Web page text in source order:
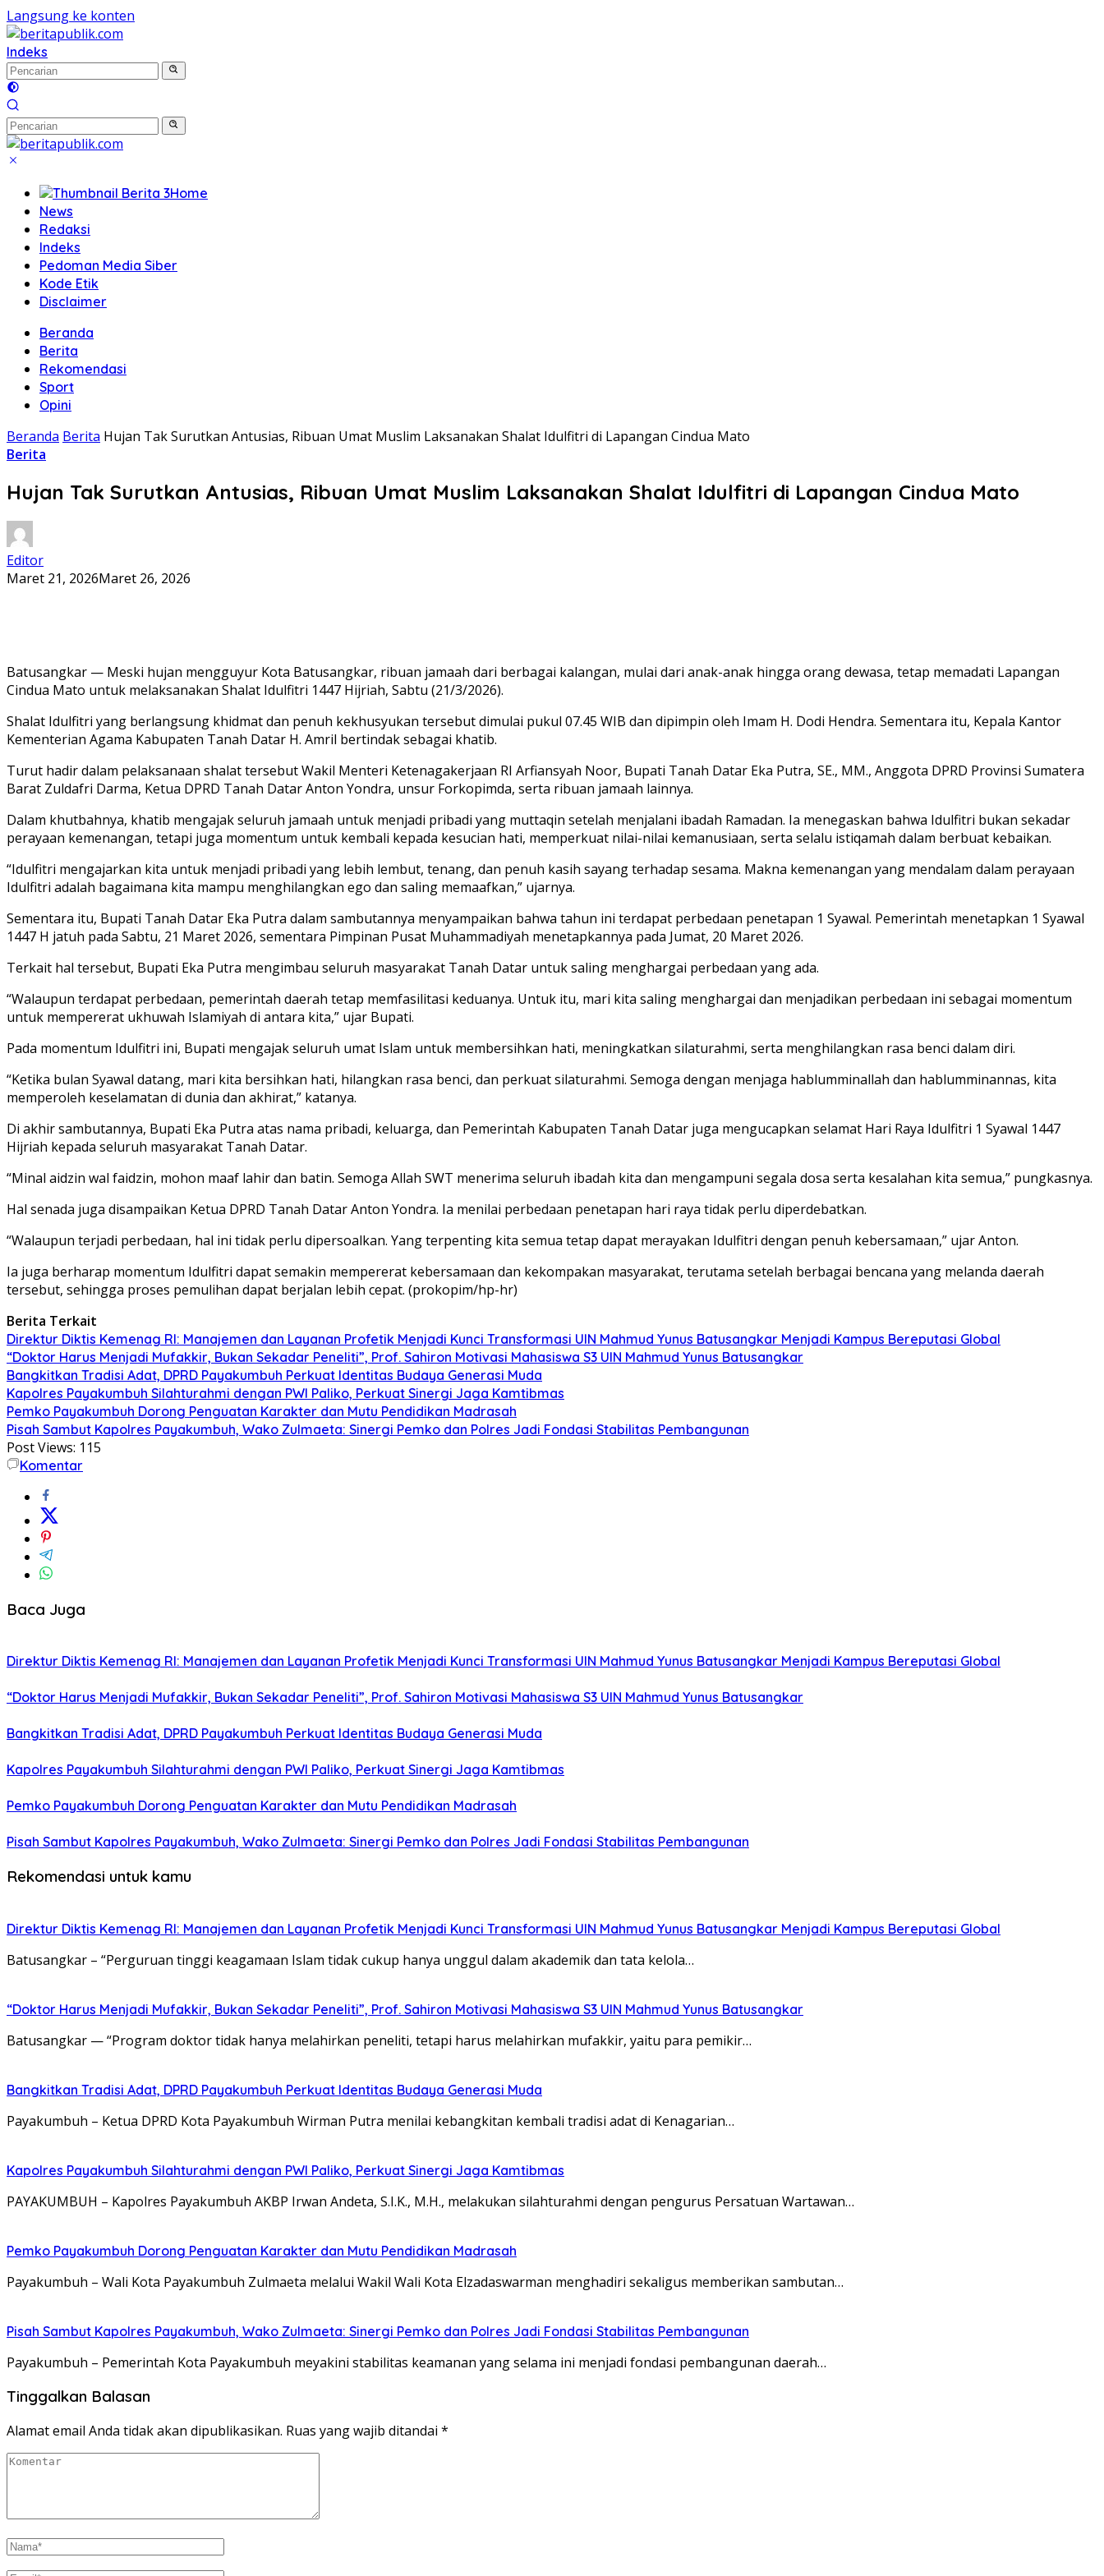
Langsung ke konten
Indeks
Home
News
Redaksi
Indeks
Pedoman Media Siber
Kode Etik
Disclaimer
Beranda
Berita
Rekomendasi
Sport
Opini
Beranda Berita Hujan Tak Surutkan Antusias, Ribuan Umat Muslim Laksanakan Shalat Idulfitri di Lapangan Cindua Mato
Berita
Hujan Tak Surutkan Antusias, Ribuan Umat Muslim Laksanakan Shalat Idulfitri di Lapangan Cindua Mato
Editor
Maret 21, 2026Maret 26, 2026
Batusangkar — Meski hujan mengguyur Kota Batusangkar, ribuan jamaah dari berbagai kalangan, mulai dari anak-anak hingga orang dewasa, tetap memadati Lapangan
Cindua Mato untuk melaksanakan Shalat Idulfitri 1447 Hijriah, Sabtu (21/3/2026).
Shalat Idulfitri yang berlangsung khidmat dan penuh kekhusyukan tersebut dimulai pukul 07.45 WIB dan dipimpin oleh Imam H. Dodi Hendra. Sementara itu, Kepala Kantor
Kementerian Agama Kabupaten Tanah Datar H. Amril bertindak sebagai khatib.
Turut hadir dalam pelaksanaan shalat tersebut Wakil Menteri Ketenagakerjaan RI Arfiansyah Noor, Bupati Tanah Datar Eka Putra, SE., MM., Anggota DPRD Provinsi Sumatera
Barat Zuldafri Darma, Ketua DPRD Tanah Datar Anton Yondra, unsur Forkopimda, serta ribuan jamaah lainnya.
Dalam khutbahnya, khatib mengajak seluruh jamaah untuk menjadi pribadi yang muttaqin setelah menjalani ibadah Ramadan. Ia menegaskan bahwa Idulfitri bukan sekadar
perayaan kemenangan, tetapi juga momentum untuk kembali kepada kesucian hati, memperkuat nilai-nilai kemanusiaan, serta selalu istiqamah dalam berbuat kebaikan.
“Idulfitri mengajarkan kita untuk menjadi pribadi yang lebih lembut, tenang, dan penuh kasih sayang terhadap sesama. Makna kemenangan yang mendalam dalam perayaan
Idulfitri adalah bagaimana kita mampu menghilangkan ego dan saling memaafkan,” ujarnya.
Sementara itu, Bupati Tanah Datar Eka Putra dalam sambutannya menyampaikan bahwa tahun ini terdapat perbedaan penetapan 1 Syawal. Pemerintah menetapkan 1 Syawal
1447 H jatuh pada Sabtu, 21 Maret 2026, sementara Pimpinan Pusat Muhammadiyah menetapkannya pada Jumat, 20 Maret 2026.
Terkait hal tersebut, Bupati Eka Putra mengimbau seluruh masyarakat Tanah Datar untuk saling menghargai perbedaan yang ada.
“Walaupun terdapat perbedaan, pemerintah daerah tetap memfasilitasi keduanya. Untuk itu, mari kita saling menghargai dan menjadikan perbedaan ini sebagai momentum
untuk mempererat ukhuwah Islamiyah di antara kita,” ujar Bupati.
Pada momentum Idulfitri ini, Bupati mengajak seluruh umat Islam untuk membersihkan hati, meningkatkan silaturahmi, serta menghilangkan rasa benci dalam diri.
“Ketika bulan Syawal datang, mari kita bersihkan hati, hilangkan rasa benci, dan perkuat silaturahmi. Semoga dengan menjaga hablumminallah dan hablumminannas, kita
memperoleh keselamatan di dunia dan akhirat,” katanya.
Di akhir sambutannya, Bupati Eka Putra atas nama pribadi, keluarga, dan Pemerintah Kabupaten Tanah Datar juga mengucapkan selamat Hari Raya Idulfitri 1 Syawal 1447
Hijriah kepada seluruh masyarakat Tanah Datar.
“Minal aidzin wal faidzin, mohon maaf lahir dan batin. Semoga Allah SWT menerima seluruh ibadah kita dan mengampuni segala dosa serta kesalahan kita semua,” pungkasnya.
Hal senada juga disampaikan Ketua DPRD Tanah Datar Anton Yondra. Ia menilai perbedaan penetapan hari raya tidak perlu diperdebatkan.
“Walaupun terjadi perbedaan, hal ini tidak perlu dipersoalkan. Yang terpenting kita semua tetap dapat merayakan Idulfitri dengan penuh kebersamaan,” ujar Anton.
Ia juga berharap momentum Idulfitri dapat semakin mempererat kebersamaan dan kekompakan masyarakat, terutama setelah berbagai bencana yang melanda daerah
tersebut, sehingga proses pemulihan dapat berjalan lebih cepat. (prokopim/hp-hr)
Berita Terkait
Direktur Diktis Kemenag RI: Manajemen dan Layanan Profetik Menjadi Kunci Transformasi UIN Mahmud Yunus Batusangkar Menjadi Kampus Bereputasi Global
“Doktor Harus Menjadi Mufakkir, Bukan Sekadar Peneliti”, Prof. Sahiron Motivasi Mahasiswa S3 UIN Mahmud Yunus Batusangkar
Bangkitkan Tradisi Adat, DPRD Payakumbuh Perkuat Identitas Budaya Generasi Muda
Kapolres Payakumbuh Silahturahmi dengan PWI Paliko, Perkuat Sinergi Jaga Kamtibmas
Pemko Payakumbuh Dorong Penguatan Karakter dan Mutu Pendidikan Madrasah
Pisah Sambut Kapolres Payakumbuh, Wako Zulmaeta: Sinergi Pemko dan Polres Jadi Fondasi Stabilitas Pembangunan
Post Views: 115
Komentar
Baca Juga
Direktur Diktis Kemenag RI: Manajemen dan Layanan Profetik Menjadi Kunci Transformasi UIN Mahmud Yunus Batusangkar Menjadi Kampus Bereputasi Global
“Doktor Harus Menjadi Mufakkir, Bukan Sekadar Peneliti”, Prof. Sahiron Motivasi Mahasiswa S3 UIN Mahmud Yunus Batusangkar
Bangkitkan Tradisi Adat, DPRD Payakumbuh Perkuat Identitas Budaya Generasi Muda
Kapolres Payakumbuh Silahturahmi dengan PWI Paliko, Perkuat Sinergi Jaga Kamtibmas
Pemko Payakumbuh Dorong Penguatan Karakter dan Mutu Pendidikan Madrasah
Pisah Sambut Kapolres Payakumbuh, Wako Zulmaeta: Sinergi Pemko dan Polres Jadi Fondasi Stabilitas Pembangunan
Rekomendasi untuk kamu
Direktur Diktis Kemenag RI: Manajemen dan Layanan Profetik Menjadi Kunci Transformasi UIN Mahmud Yunus Batusangkar Menjadi Kampus Bereputasi Global
Batusangkar – “Perguruan tinggi keagamaan Islam tidak cukup hanya unggul dalam akademik dan tata kelola…
“Doktor Harus Menjadi Mufakkir, Bukan Sekadar Peneliti”, Prof. Sahiron Motivasi Mahasiswa S3 UIN Mahmud Yunus Batusangkar
Batusangkar — “Program doktor tidak hanya melahirkan peneliti, tetapi harus melahirkan mufakkir, yaitu para pemikir…
Bangkitkan Tradisi Adat, DPRD Payakumbuh Perkuat Identitas Budaya Generasi Muda
Payakumbuh – Ketua DPRD Kota Payakumbuh Wirman Putra menilai kebangkitan kembali tradisi adat di Kenagarian…
Kapolres Payakumbuh Silahturahmi dengan PWI Paliko, Perkuat Sinergi Jaga Kamtibmas
PAYAKUMBUH – Kapolres Payakumbuh AKBP Irwan Andeta, S.I.K., M.H., melakukan silahturahmi dengan pengurus Persatuan Wartawan…
Pemko Payakumbuh Dorong Penguatan Karakter dan Mutu Pendidikan Madrasah
Payakumbuh – Wali Kota Payakumbuh Zulmaeta melalui Wakil Wali Kota Elzadaswarman menghadiri sekaligus memberikan sambutan…
Pisah Sambut Kapolres Payakumbuh, Wako Zulmaeta: Sinergi Pemko dan Polres Jadi Fondasi Stabilitas Pembangunan
Payakumbuh – Pemerintah Kota Payakumbuh meyakini stabilitas keamanan yang selama ini menjadi fondasi pembangunan daerah…
Tinggalkan Balasan
Alamat email Anda tidak akan dipublikasikan. Ruas yang wajib ditandai *